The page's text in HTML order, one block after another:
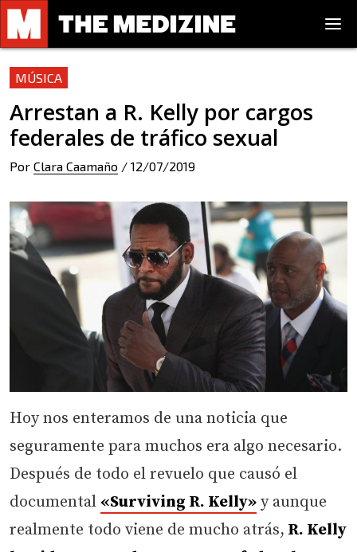
MÚSICA
Arrestan a R. Kelly por cargos
federales de tráfico sexual
Por Clara Caamaño / 12/07/2019
Hoy nos enteramos de una noticia que
seguramente para muchos era algo necesario.
Después de todo el revuelo que causó el
documental «Surviving R. Kelly» y aunque
realmente todo viene de mucho atrás, R. Kelly